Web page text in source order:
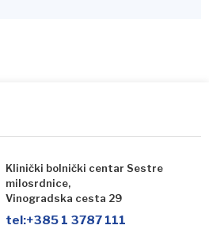
Klinički bolnički centar Sestre
milosrdnice,
Vinogradska cesta 29
tel:+385 1 3787 111